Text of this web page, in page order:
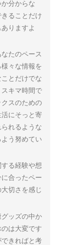
分からな
ることだけ
りますよ
たのペース
々な情報を
とだけでな
キマ時間で
スのための
にそっと寄
れるような
う努めてい
る経験や想
合ったペー
切さを感じ
ッズの中か
は大変です
きればと考